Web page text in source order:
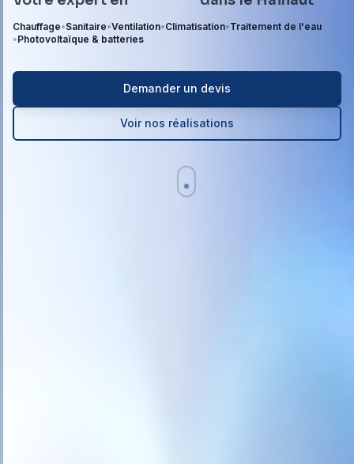
Chauffage•Sanitaire•Ventilation•Climatisation•Traitement de l'eau
•Photovoltaïque & batteries
Demander un devis
Voir nos réalisations